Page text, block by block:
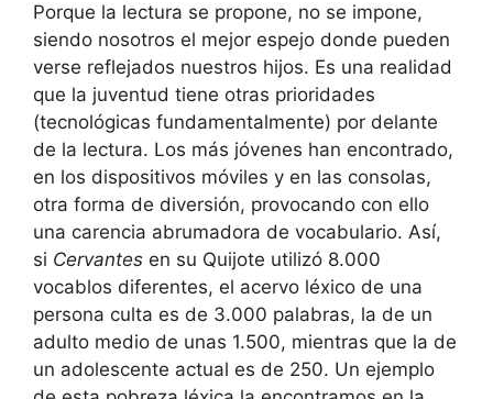
Porque la lectura se propone, no se impone,
siendo nosotros el mejor espejo donde pueden
verse reflejados nuestros hijos. Es una realidad
que la juventud tiene otras prioridades
(tecnológicas fundamentalmente) por delante
de la lectura. Los más jóvenes han encontrado,
en los dispositivos móviles y en las consolas,
otra forma de diversión, provocando con ello
una carencia abrumadora de vocabulario. Así,
si Cervantes en su Quijote utilizó 8.000
vocablos diferentes, el acervo léxico de una
persona culta es de 3.000 palabras, la de un
adulto medio de unas 1.500, mientras que la de
un adolescente actual es de 250. Un ejemplo